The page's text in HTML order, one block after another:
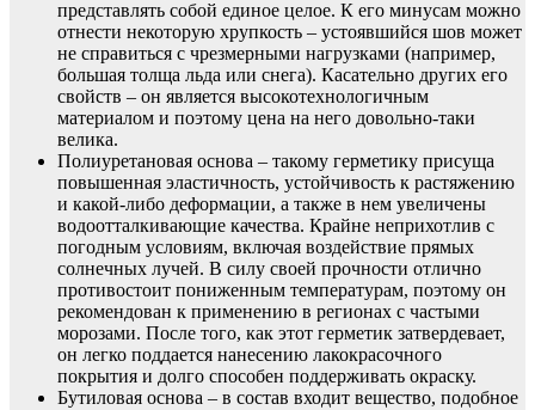
представлять собой единое целое. К его минусам можно
отнести некоторую хрупкость – устоявшийся шов может
не справиться с чрезмерными нагрузками (например,
большая толща льда или снега). Касательно других его
свойств – он является высокотехнологичным
материалом и поэтому цена на него довольно-таки
велика.
Полиуретановая основа – такому герметику присуща
повышенная эластичность, устойчивость к растяжению
и какой-либо деформации, а также в нем увеличены
водоотталкивающие качества. Крайне неприхотлив с
погодным условиям, включая воздействие прямых
солнечных лучей. В силу своей прочности отлично
противостоит пониженным температурам, поэтому он
рекомендован к применению в регионах с частыми
морозами. После того, как этот герметик затвердевает,
он легко поддается нанесению лакокрасочного
покрытия и долго способен поддерживать окраску.
Бутиловая основа – в состав входит вещество, подобное